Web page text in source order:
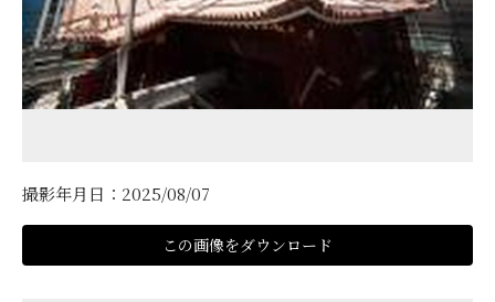
撮影年月日：2025/08/07
この画像をダウンロード